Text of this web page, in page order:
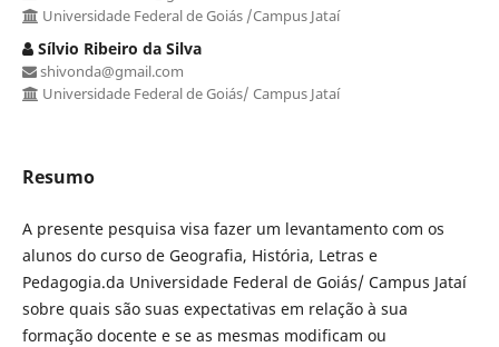
Universidade Federal de Goiás /Campus Jataí
Sílvio Ribeiro da Silva
shivonda@gmail.com
Universidade Federal de Goiás/ Campus Jataí
Resumo
A presente pesquisa visa fazer um levantamento com os
alunos do curso de Geografia, História, Letras e
Pedagogia.da Universidade Federal de Goiás/ Campus Jataí
sobre quais são suas expectativas em relação à sua
formação docente e se as mesmas modificam ou